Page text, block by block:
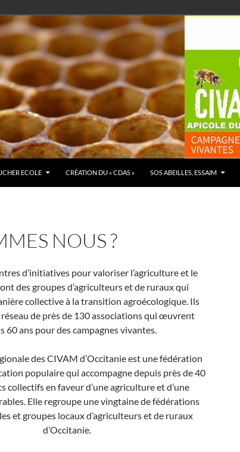
ECOLE CRÉATION DU « CDAS » SOS ABEILLES, ESSAIM
NOUS ?
d’initiatives pour valoriser l’agriculture et le
des groupes d’agriculteurs et de ruraux qui
collective à la transition agroécologique. Ils
de près de 130 associations qui œuvrent
60 ans pour des campagnes vivantes.
des CIVAM d’Occitanie est une fédération
populaire qui accompagne depuis près de 40
collectifs en faveur d’une agriculture et d’une
Elle regroupe une vingtaine de fédérations
et groupes locaux d’agriculteurs et de ruraux
d’Occitanie.